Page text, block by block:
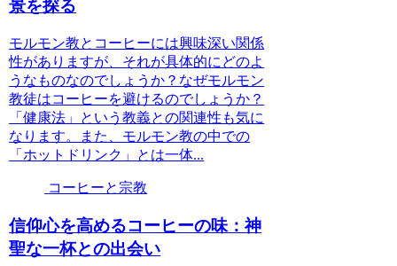
景を探る
モルモン教とコーヒーには興味深い関係
性がありますが、それが具体的にどのよ
うなものなのでしょうか？なぜモルモン
教徒はコーヒーを避けるのでしょうか？
「健康法」という教義との関連性も気に
なります。また、モルモン教の中での
「ホットドリンク」とは一体...
コーヒーと宗教
信仰心を高めるコーヒーの味：神
聖な一杯との出会い